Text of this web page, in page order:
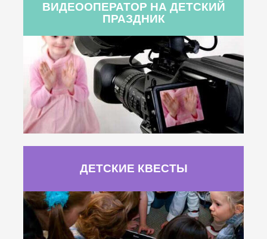
ВИДЕООПЕРАТОР НА ДЕТСКИЙ
ПРАЗДНИК
ДЕТСКИЕ КВЕСТЫ